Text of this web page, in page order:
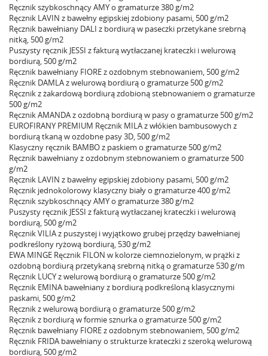
Ręcznik szybkoschnący AMY o gramaturze 380 g/m2
Ręcznik LAVIN z bawełny egipskiej zdobiony pasami, 500 g/m2
Ręcznik bawełniany DALI z bordiurą w paseczki przetykane srebrną
nitką, 500 g/m2
Puszysty ręcznik JESSI z fakturą wytłaczanej krateczki i welurową
bordiurą, 500 g/m2
Ręcznik bawełniany FIORE z ozdobnym stebnowaniem, 500 g/m2
Ręcznik DAMLA z welurową bordiurą o gramaturze 500 g/m2
Ręcznik z żakardową bordiurą zdobioną stebnowaniem o gramaturze
500 g/m2
Ręcznik AMANDA z ozdobną bordiurą w pasy o gramaturze 500 g/m2
EUROFIRANY PREMIUM Ręcznik MILA z włókien bambusowych z
bordiurą tkaną w ozdobne pasy 3D, 500 g/m2
Klasyczny ręcznik BAMBO z paskiem o gramaturze 500 g/m2
Ręcznik bawełniany z ozdobnym stebnowaniem o gramaturze 500
g/m2
Ręcznik LAVIN z bawełny egipskiej zdobiony pasami, 500 g/m2
Ręcznik jednokolorowy klasyczny biały o gramaturze 400 g/m2
Ręcznik szybkoschnący AMY o gramaturze 380 g/m2
Puszysty ręcznik JESSI z fakturą wytłaczanej krateczki i welurową
bordiurą, 500 g/m2
Ręcznik VILIA z puszystej i wyjątkowo grubej przędzy bawełnianej
podkreślony ryżową bordiurą, 530 g/m2
EWA MINGE Ręcznik FILON w kolorze ciemnozielonym, w prążki z
ozdobną bordiurą przetykaną srebrną nitką o gramaturze 530 g/m
Ręcznik LUCY z welurową bordiurą o gramaturze 500 g/m2
Ręcznik EMINA bawełniany z bordiurą podkreśloną klasycznymi
paskami, 500 g/m2
Ręcznik z welurową bordiurą o gramaturze 500 g/m2
Ręcznik z bordiurą w formie sznurka o gramaturze 500 g/m2
Ręcznik bawełniany FIORE z ozdobnym stebnowaniem, 500 g/m2
Ręcznik FRIDA bawełniany o strukturze krateczki z szeroką welurową
bordiurą, 500 g/m2